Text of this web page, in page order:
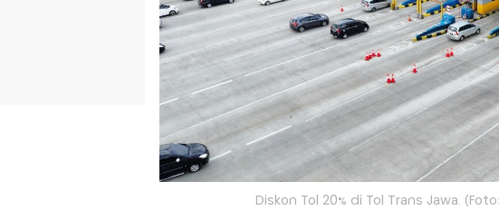
Diskon Tol 20% di Tol Trans Jawa.